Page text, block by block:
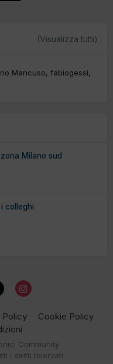
(Visualizza tutti)
Mancuso fabiogessi
Milano sud
colleghi
Policy
Cookie Policy
Community
i diritti riservati